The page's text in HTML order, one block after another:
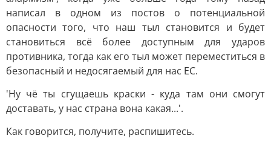
написал в одном из постов о потенциальной
опасности того, что наш тыл становится и будет
становиться всё более доступным для ударов
противника, тогда как его тыл может переместиться в
безопасный и недосягаемый для нас ЕС.
'Ну чё ты сгущаешь краски - куда там они смогут
доставать, у нас страна вона какая...'.
Как говорится, получите, распишитесь.